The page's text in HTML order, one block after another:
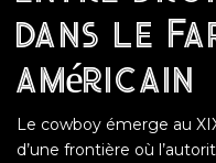
dans le
américain
Le cowboy émerge au
d’une frontière où